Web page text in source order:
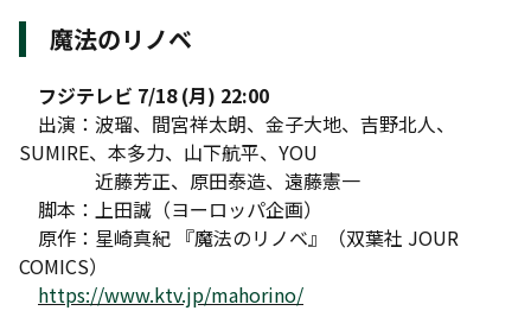
魔法のリノベ
フジテレビ 7/18 (月) 22:00
出演：波瑠、間宮祥太朗、金子大地、吉野北人、
SUMIRE、本多力、山下航平、YOU
近藤芳正、原田泰造、遠藤憲一
脚本：上田誠（ヨーロッパ企画）
原作：星崎真紀 『魔法のリノベ』（双葉社 JOUR
COMICS）
https://www.ktv.jp/mahorino/